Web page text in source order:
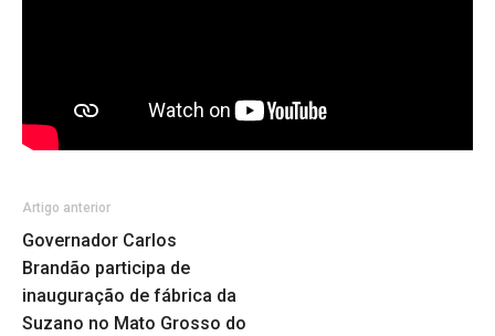
Artigo anterior
Governador Carlos
Brandão participa de
inauguração de fábrica da
Suzano no Mato Grosso do